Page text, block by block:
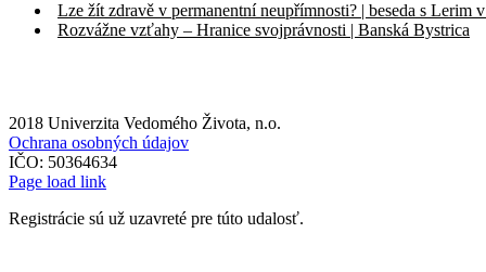
Lze žít zdravě v permanentní neupřímnosti? | beseda s Lerim
Rozvážne vzťahy – Hranice svojprávnosti | Banská Bystrica
2018 Univerzita Vedomého Života, n.o.
Ochrana osobných údajov
IČO: 50364634
Page load link
Registrácie sú už uzavreté pre túto udalosť.